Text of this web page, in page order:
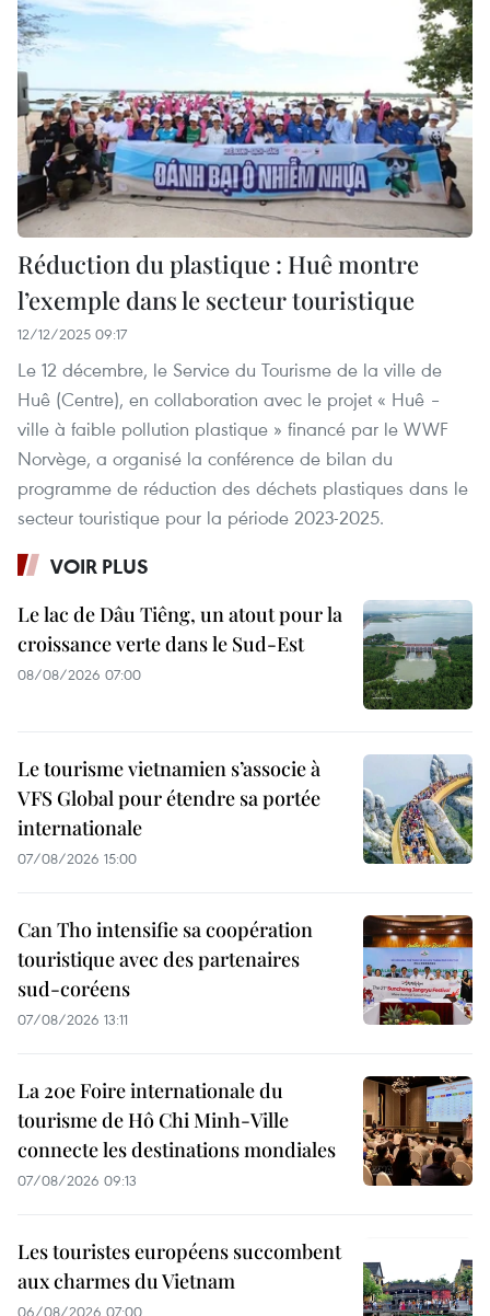
Réduction du plastique : Huê montre
l’exemple dans le secteur touristique
12/12/2025 09:17
Le 12 décembre, le Service du Tourisme de la ville de
Huê (Centre), en collaboration avec le projet « Huê –
ville à faible pollution plastique » financé par le WWF
Norvège, a organisé la conférence de bilan du
programme de réduction des déchets plastiques dans le
secteur touristique pour la période 2023-2025.
VOIR PLUS
Le lac de Dâu Tiêng, un atout pour la
croissance verte dans le Sud-Est
08/08/2026 07:00
Le tourisme vietnamien s’associe à
VFS Global pour étendre sa portée
internationale
07/08/2026 15:00
Can Tho intensifie sa coopération
touristique avec des partenaires
sud-coréens
07/08/2026 13:11
La 20e Foire internationale du
tourisme de Hô Chi Minh-Ville
connecte les destinations mondiales
07/08/2026 09:13
Les touristes européens succombent
aux charmes du Vietnam
06/08/2026 07:00